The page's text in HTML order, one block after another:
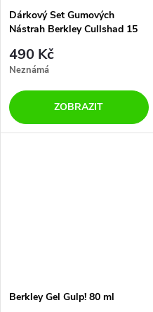
Dárkový Set Gumových
Nástrah Berkley Cullshad 15
490 Kč
Neznámá
ZOBRAZIT
Berkley Gel Gulp! 80 ml